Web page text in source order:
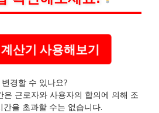
산기 사용해보기
경할 수 있나요?
은 근로자와 사용자의 합의에 의해 조
을 초과할 수는 없습니다.